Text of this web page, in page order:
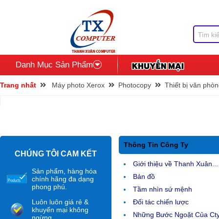
Danh Mục Sản Phẩm
Trang nhất Máy photo Xerox Photocopy Thiết bị văn
CHÚNG TÔI CAM KẾT
Sản phẩm, hàng hóa
chính hãng đa dạng
phong phú.
Luôn luôn giá rẻ &
khuyến mại không
Thông Tin Công Ty
Giới thiệu về Thanh Xuân...
Bản đồ
Tầm nhìn sứ mệnh
Đối tác chiến lược
Những Bước Ngoặt Của